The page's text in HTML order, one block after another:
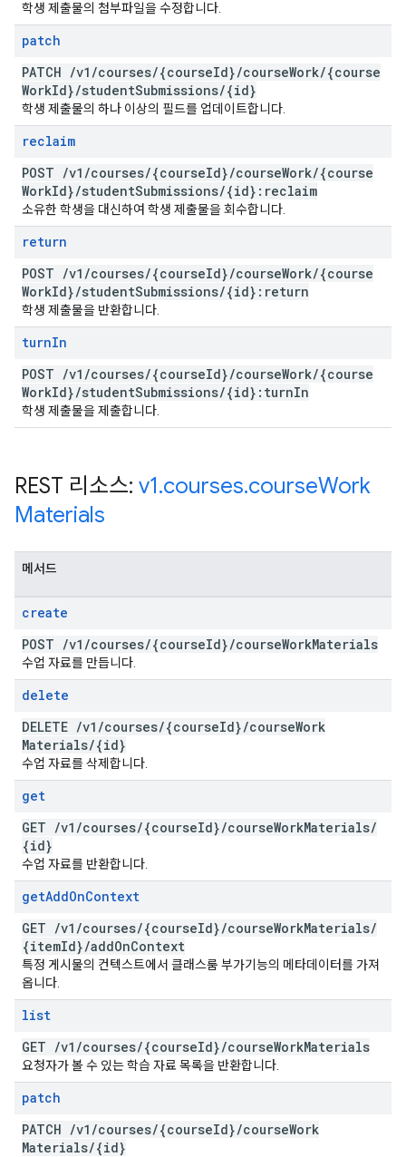
학생 제출물의 첨부파일을 수정합니다.
patch
PATCH /v1 /courses/{courseId}/courseWork/{course
WorkId}/studentSubmissions/{id}
학생 제출물의 하나 이상의 필드를 업데이트합니다.
reclaim
POST /v1 /courses/{courseId}/courseWork/{course
WorkId}/studentSubmissions/{id}:reclaim
소유한 학생을 대신하여 학생 제출물을 회수합니다.
return
POST /v1 /courses/{courseId}/courseWork/{course
WorkId}/studentSubmissions/{id}:return
학생 제출물을 반환합니다.
turnIn
POST /v1 /courses/{courseId}/courseWork/{course
WorkId}/studentSubmissions/{id}:turnIn
학생 제출물을 제출합니다.
REST 리소스: v1.courses.courseWork
Materials
메서드
create
POST /v1 /courses/{courseId}/courseWorkMaterials
수업 자료를 만듭니다.
delete
DELETE /v1 /courses/{courseId}/courseWork
Materials/{id}
수업 자료를 삭제합니다.
get
GET /v1 /courses/{courseId}/courseWorkMaterials/
{id}
수업 자료를 반환합니다.
getAddOnContext
GET /v1 /courses/{courseId}/courseWorkMaterials/
{itemId}/addOnContext
특정 게시물의 컨텍스트에서 클래스룸 부가기능의 메타데이터를 가져
옵니다.
list
GET /v1 /courses/{courseId}/courseWorkMaterials
요청자가 볼 수 있는 학습 자료 목록을 반환합니다.
patch
PATCH /v1 /courses/{courseId}/courseWork
Materials/{id}